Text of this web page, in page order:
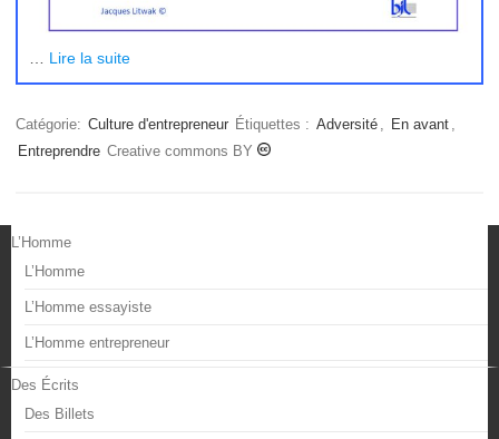
Lire la suite
Catégorie: Culture d'entrepreneur Étiquettes : Adversité En avant
Entreprendre Creative commons BY
L’Homme
L’Homme
L’Homme essayiste
L’Homme entrepreneur
Des Écrits
Des Billets